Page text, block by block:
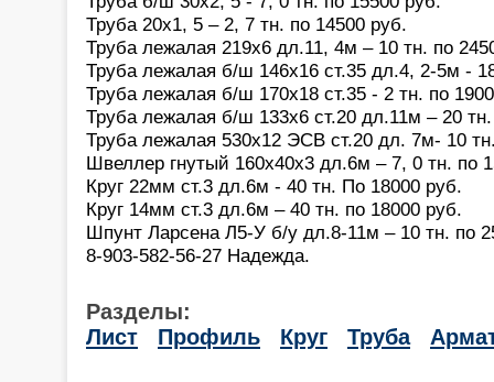
Труба 20х1, 5 – 2, 7 тн. по 14500 руб.
Труба лежалая 219х6 дл.11, 4м – 10 тн. по
Труба лежалая б/ш 146х16 cт.35 дл.4, 2-5м -
Труба лежалая б/ш 170х18 ст.35 - 2 тн. по
Труба лежалая б/ш 133х6 ст.20 дл.11м – 20
Труба лежалая 530х12 ЭСВ ст.20 дл. 7м- 10
Швеллер гнутый 160х40х3 дл.6м – 7, 0 тн. по
Круг 22мм ст.3 дл.6м - 40 тн. По 18000 руб.
Круг 14мм ст.3 дл.6м – 40 тн. по 18000 руб.
Шпунт Ларсена Л5-У б/у дл.8-11м – 10 тн. по
8-903-582-56-27 Надежда.
Разделы:
Лист
Профиль Круг Труба